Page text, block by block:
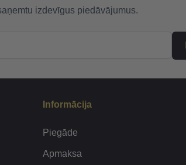
izdevīgus piedāvājumus.
Informācija
Piegāde
Apmaksa